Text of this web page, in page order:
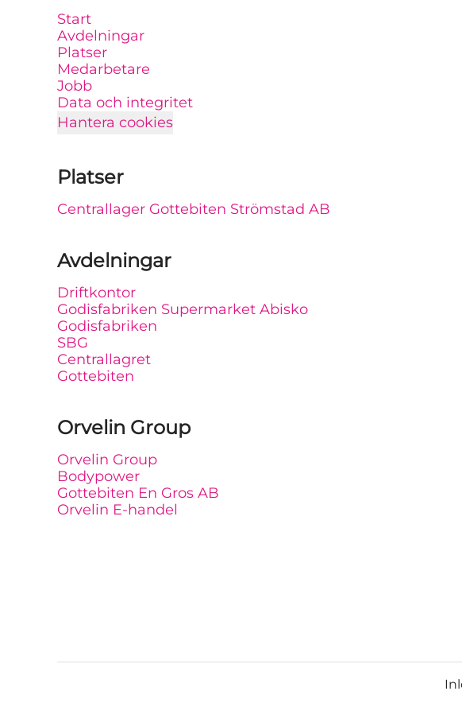
Start
Avdelningar
Platser
Medarbetare
Jobb
Data och integritet
Hantera cookies
Platser
Centrallager Gottebiten Strömstad AB
Avdelningar
Driftkontor
Godisfabriken Supermarket Abisko
Godisfabriken
SBG
Centrallagret
Gottebiten
Orvelin Group
Orvelin Group
Bodypower
Gottebiten En Gros AB
Orvelin E-handel